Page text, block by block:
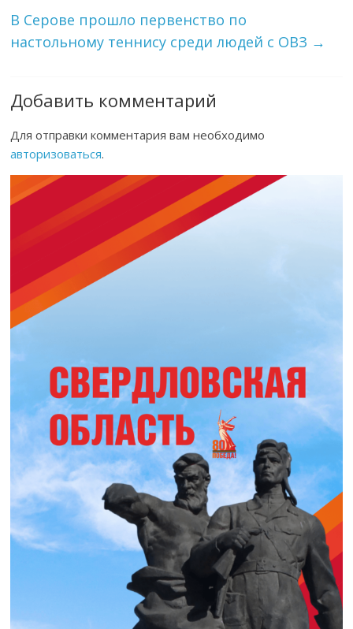
В Серове прошло первенство по
настольному теннису среди людей с ОВЗ →
Добавить комментарий
Для отправки комментария вам необходимо
авторизоваться.